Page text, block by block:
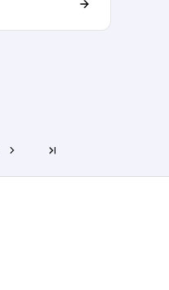
Dernière page